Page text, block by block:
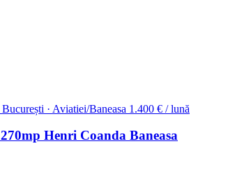
București · Aviatiei/Baneasa 1.400 € / lună
Henri Coanda Baneasa